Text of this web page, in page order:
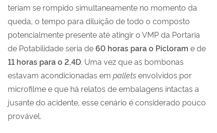
teriam se rompido simultaneamente no momento da
queda, o tempo para diluição de todo o composto
potencialmente presente até atingir o VMP da Portaria
de Potabilidade seria de60 horas para o Picloram e de
11 horas para o 2,4D. Uma vez que as bombonas
estavam acondicionadas em palletsenvolvidos por
microfilme e que há relatos de embalagens intactas a
jusante do acidente, esse cenário é considerado pouco
provável.